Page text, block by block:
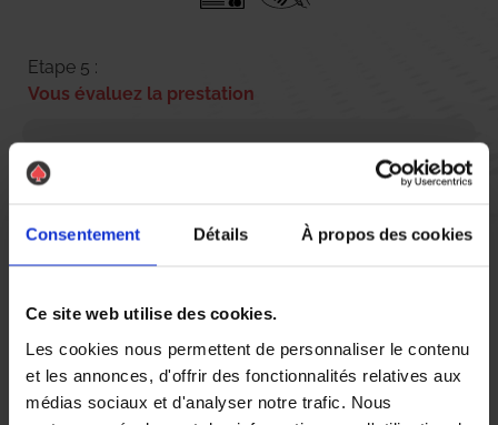
Consentement Détails À propos des cookies
Ce site web utilise des cookies.
Les cookies nous permettent de personnaliser le contenu
et les annonces, d'offrir des fonctionnalités relatives aux
médias sociaux et d'analyser notre trafic. Nous
Etape 5 :
Vous évaluez la prestation
Vous recevez une demande d’évaluation de votre expérience
Nous avons pensé à tout
Comment être sûr de la présence de